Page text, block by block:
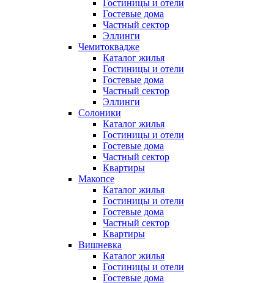
Гостиницы и отели
Гостевые дома
Частный сектор
Эллинги
Чемитоквадже
Каталог жилья
Гостиницы и отели
Гостевые дома
Частный сектор
Эллинги
Солоники
Каталог жилья
Гостиницы и отели
Гостевые дома
Частный сектор
Квартиры
Макопсе
Каталог жилья
Гостиницы и отели
Гостевые дома
Частный сектор
Квартиры
Вишневка
Каталог жилья
Гостиницы и отели
Гостевые дома